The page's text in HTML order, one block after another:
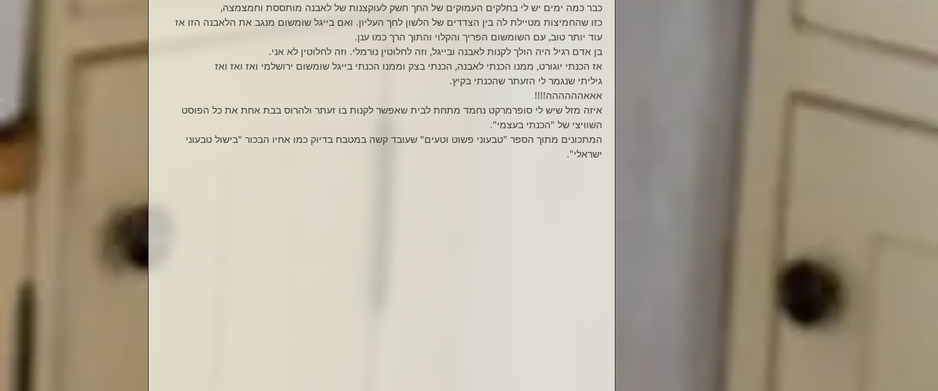
כבר כמה ימים יש לי בחלקים העמוקים של החך חשק לעוקצנות של לאבנה מותססת וחמצמצה,
כזו שהחמיצות מטיילת לה בין הצדדים של הלשון לחך העליון. ואם בייגל שומשום מנגב את הלאבנה הזו אז
עוד יותר טוב, עם השומשום הפריך והקלוי והתוך הרך כמו ענן.
בן אדם רגיל היה הולך לקנות לאבנה ובייגל, וזה לחלוטין נורמלי. וזה לחלוטין לא אני.
אז הכנתי יוגורט, ממנו הכנתי לאבנה, הכנתי בצק וממנו הכנתי בייגל שומשום ירושלמי ואז ואז ואז
גיליתי שנגמר לי הזעתר שהכנתי בקיץ.
אאאהההההה!!!!
איזה מזל שיש לי סופרמרקט נחמד מתחת לבית שאפשר לקנות בו זעתר ולהרוס בבת אחת את כל הפוסט
השוויצי של "הכנתי בעצמי".
המתכונים מתוך הספר "טבעוני פשוט וטעים" שעובד קשה במטבח בדיוק כמו אחיו הבכור "בישול טבעוני
ישראלי".